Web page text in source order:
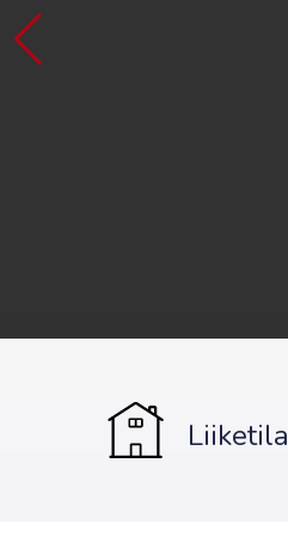
Liiketila